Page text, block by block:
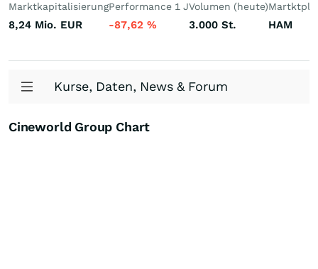
Marktkapitalisierung
8,24 Mio. EUR
Performance 1 J
-87,62 %
Volumen (heute)
3.000 St. HAM
Kurse, Daten, News & Forum
Cineworld Group Chart